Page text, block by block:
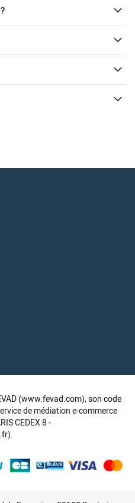
(www.fevad.com), son code
de médiation e-commerce
CEDEX 8 -